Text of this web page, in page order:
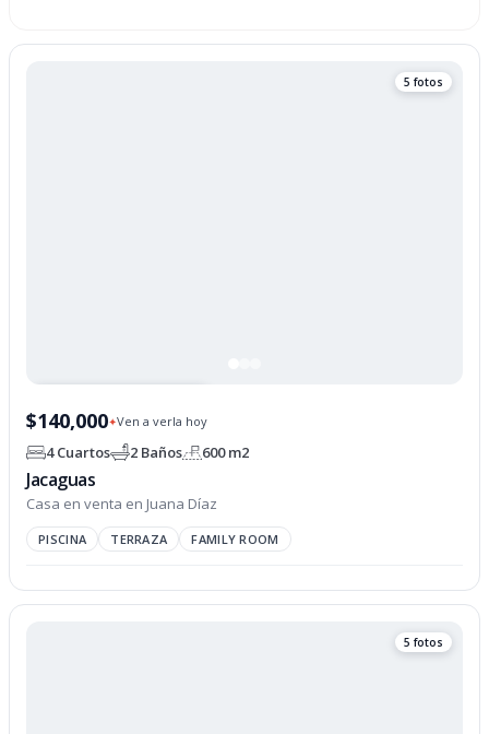
5 fotos
$140,000✦Ven a verla hoy
4 Cuartos 2 Baños 600 m2
Jacaguas
Casa en venta en Juana Díaz
PISCINA TERRAZA FAMILY ROOM
5 fotos